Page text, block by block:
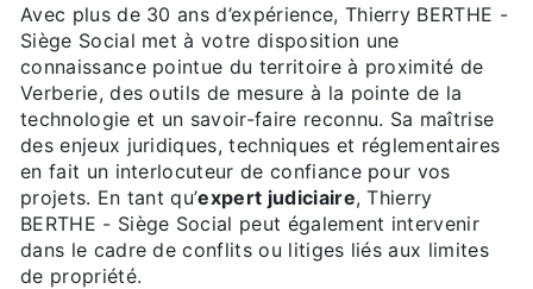
Avec plus de 30 ans d’expérience, Thierry BERTHE -
Siège Social met à votre disposition une
connaissance pointue du territoire à proximité de
Verberie, des outils de mesure à la pointe de la
technologie et un savoir-faire reconnu. Sa maîtrise
des enjeux juridiques, techniques et réglementaires
en fait un interlocuteur de confiance pour vos
projets. En tant qu’expert judiciaire, Thierry
BERTHE - Siège Social peut également intervenir
dans le cadre de conflits ou litiges liés aux limites
de propriété.